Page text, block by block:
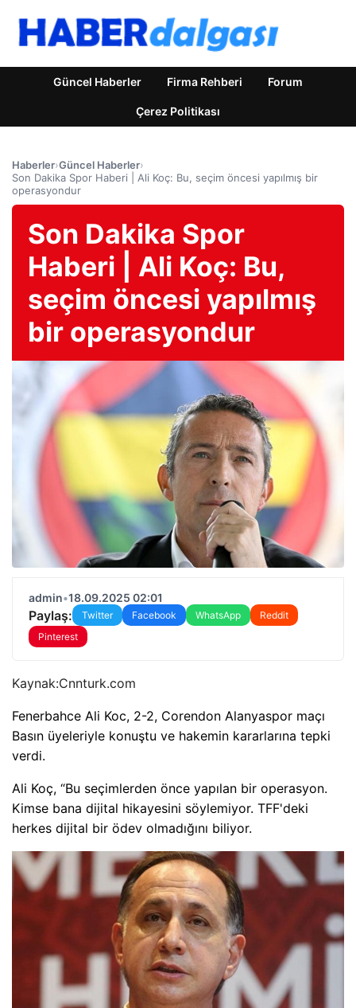
Güncel Haberler Firma Rehberi Forum
Çerez Politikası
Haberler›Güncel Haberler›
Son Dakika Spor Haberi | Ali Koç: Bu, seçim öncesi yapılmış bir
operasyondur
Son Dakika Spor
Haberi | Ali Koç: Bu,
seçim öncesi yapılmış
bir operasyondur
admin•18.09.2025 02:01
Paylaş: Twitter Facebook WhatsApp
Reddit
Pinterest
Kaynak:Cnnturk.com
Fenerbahce Ali Koc, 2-2, Corendon Alanyaspor maçı
Basın üyeleriyle konuştu ve hakemin kararlarına tepki
verdi.
Ali Koç, “Bu seçimlerden önce yapılan bir operasyon.
Kimse bana dijital hikayesini söylemiyor. TFF'deki
herkes dijital bir ödev olmadığını biliyor.